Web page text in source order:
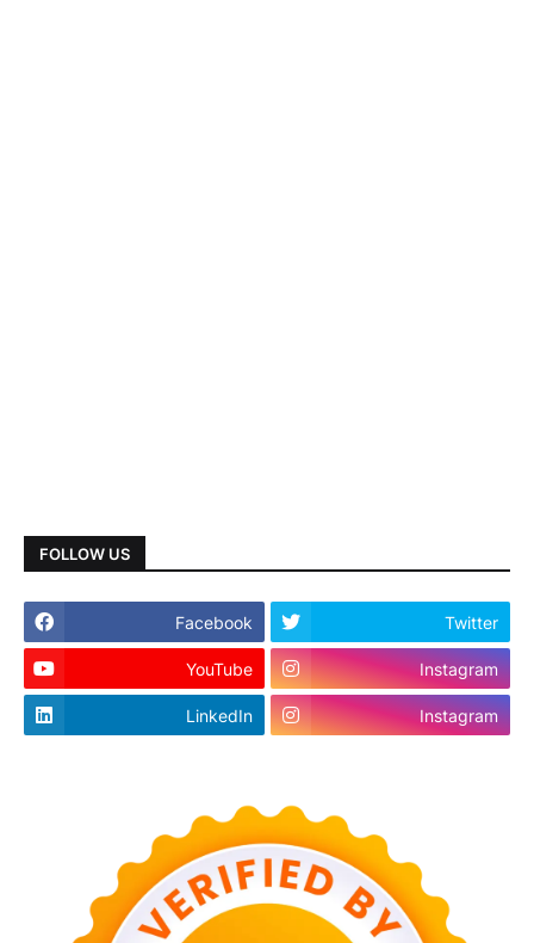
FOLLOW US
Facebook Twitter
YouTube Instagram
LinkedIn Instagram